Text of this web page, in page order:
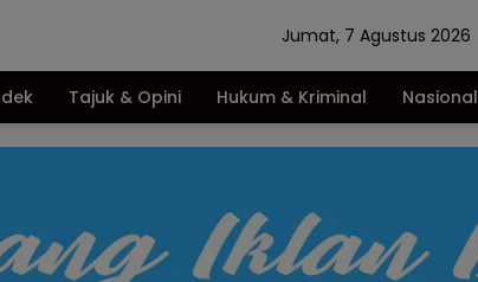
Jumat, 7 Agustus 2026
Tajuk & Opini Hukum & Kriminal Nasional